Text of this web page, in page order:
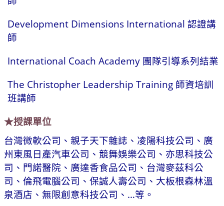
Development Dimensions International 認證講
師
International Coach Academy 團隊引導系列結業
The Christopher Leadership Training 師資培訓
班講師
★授課單位
台灣微軟公司、親子天下雜誌、凌陽科技公司、廣
州東風日產汽車公司、競舞娛樂公司、亦思科技公
司、門諾醫院、廣達香食品公司、台灣麥茲科公
司、倫飛電腦公司、保誠人壽公司、大板根森林溫
泉酒店、無限創意科技公司、…等。